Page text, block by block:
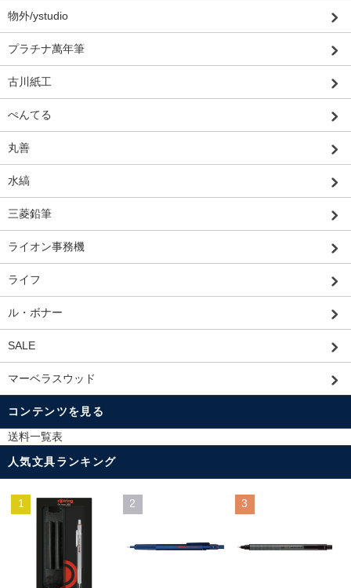
物外/ystudio
プラチナ萬年筆
古川紙工
ぺんてる
丸善
水縞
三菱鉛筆
ライオン事務機
ライフ
ル・ボナー
SALE
マーベラスウッド
コンテンツを見る
送料一覧表
人気文具ランキング
1 2 3